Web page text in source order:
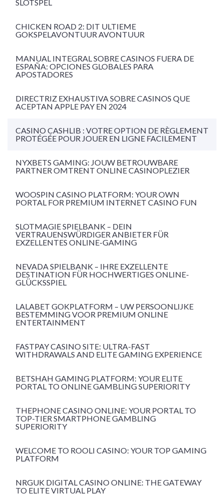
SLOTSPEL
CHICKEN ROAD 2: DIT ULTIEME
GOKSPELAVONTUUR AVONTUUR
MANUAL INTEGRAL SOBRE CASINOS FUERA DE
ESPAÑA: OPCIONES GLOBALES PARA
APOSTADORES
DIRECTRIZ EXHAUSTIVA SOBRE CASINOS QUE
ACEPTAN APPLE PAY EN 2024
CASINO CASHLIB : VOTRE OPTION DE RÈGLEMENT
PROTÉGÉE POUR JOUER EN LIGNE FACILEMENT
NYXBETS GAMING: JOUW BETROUWBARE
PARTNER OMTRENT ONLINE CASINOPLEZIER
WOOSPIN CASINO PLATFORM: YOUR OWN
PORTAL FOR PREMIUM INTERNET CASINO FUN
SLOTMAGIE SPIELBANK – DEIN
VERTRAUENSWÜRDIGER ANBIETER FÜR
EXZELLENTES ONLINE-GAMING
NEVADA SPIELBANK – IHRE EXZELLENTE
DESTINATION FÜR HOCHWERTIGES ONLINE-
GLÜCKSSPIEL
LALABET GOKPLATFORM – UW PERSOONLIJKE
BESTEMMING VOOR PREMIUM ONLINE
ENTERTAINMENT
FASTPAY CASINO SITE: ULTRA-FAST
WITHDRAWALS AND ELITE GAMING EXPERIENCE
BETSHAH GAMING PLATFORM: YOUR ELITE
PORTAL TO ONLINE GAMBLING SUPERIORITY
THEPHONE CASINO ONLINE: YOUR PORTAL TO
TOP-TIER SMARTPHONE GAMBLING
SUPERIORITY
WELCOME TO ROOLI CASINO: YOUR TOP GAMING
PLATFORM
NRGUK DIGITAL CASINO ONLINE: THE GATEWAY
TO ELITE VIRTUAL PLAY